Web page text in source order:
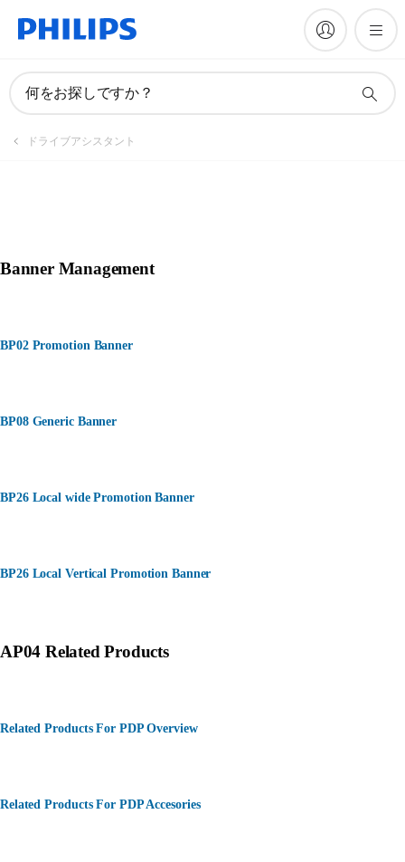
何をお探しですか？
ドライブアシスタント
Banner Management
BP02 Promotion Banner
BP08 Generic Banner
BP26 Local wide Promotion Banner
BP26 Local Vertical Promotion Banner
AP04 Related Products
Related Products For PDP Overview
Related Products For PDP Accesories